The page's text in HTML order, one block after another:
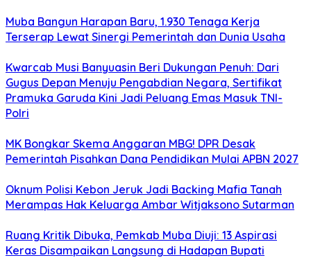
Muba Bangun Harapan Baru, 1.930 Tenaga Kerja
Terserap Lewat Sinergi Pemerintah dan Dunia Usaha
Kwarcab Musi Banyuasin Beri Dukungan Penuh: Dari
Gugus Depan Menuju Pengabdian Negara, Sertifikat
Pramuka Garuda Kini Jadi Peluang Emas Masuk TNI-
Polri
MK Bongkar Skema Anggaran MBG! DPR Desak
Pemerintah Pisahkan Dana Pendidikan Mulai APBN 2027
Oknum Polisi Kebon Jeruk Jadi Backing Mafia Tanah
Merampas Hak Keluarga Ambar Witjaksono Sutarman
Ruang Kritik Dibuka, Pemkab Muba Diuji: 13 Aspirasi
Keras Disampaikan Langsung di Hadapan Bupati